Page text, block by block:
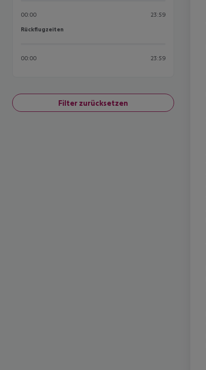
00:00 23:59
Rückflugzeiten
Rückflugzeiten
00:00 23:59
Filter zurücksetzen